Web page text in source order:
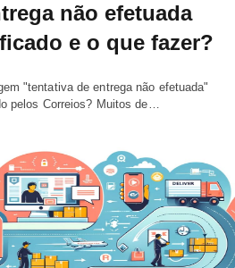
não efetuada
e o que fazer?
"tentativa de entrega não efetuada"
pelos Correios? Muitos de…